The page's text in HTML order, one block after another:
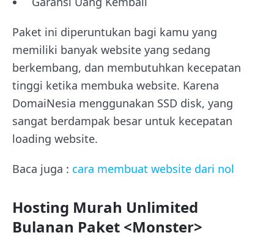
Paket ini diperuntukan bagi kamu yang
memiliki banyak website yang sedang
berkembang, dan membutuhkan kecepatan
tinggi ketika membuka website. Karena
DomaiNesia menggunakan SSD disk, yang
sangat berdampak besar untuk kecepatan
loading website.
Baca juga : cara membuat website dari nol
Hosting Murah Unlimited
Bulanan Paket <Monster>